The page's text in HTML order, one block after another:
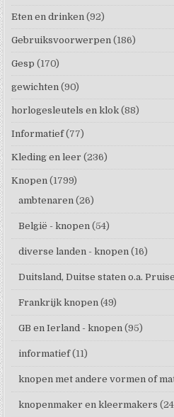
Eten en drinken (92)
Gebruiksvoorwerpen (186)
Gesp (170)
gewichten (90)
horlogesleutels en klok (88)
Informatief (77)
Kleding en leer (236)
Knopen (1799)
ambtenaren (26)
België - knopen (54)
diverse landen - knopen (16)
Duitsland, Duitse staten o.a.
Frankrijk knopen (49)
GB en Ierland - knopen (95)
informatief (11)
knopen met andere vormen of
knopenmaker en kleermakers